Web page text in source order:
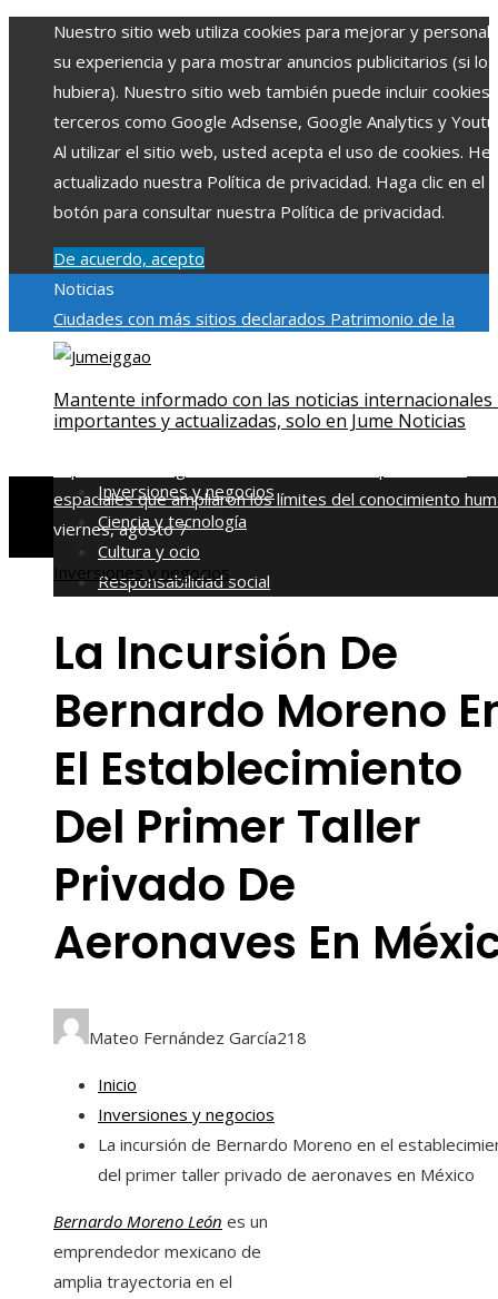
Nuestro sitio web utiliza cookies para mejorar y
su experiencia y para mostrar anuncios publicitarios (si los
hubiera). Nuestro sitio web también puede incluir cookies
terceros como Google Adsense, Google Analytics y
Al utilizar el sitio web, usted acepta el uso de cookies.
actualizado nuestra Política de privacidad. Haga clic en el
botón para consultar nuestra Política de privacidad.
De acuerdo, acepto
Noticias
Ciudades con más sitios declarados Patrimonio de la
Humanidad y su importancia
la inversión productiva y reducir la fragmentación
en Bosnia y Herzegovina
La gran depresión de 1929 y su
espaciales que ampliaron los límites del conocimiento
viernes, agosto 7
Mantente informado con las noticias internacionales
importantes y actualizadas, solo en Jume Noticias
Inversiones y negocios
Ciencia y tecnología
Cultura y ocio
Responsabilidad social
Inversiones y negocios
La Incursión De
Bernardo Moreno
El Establecimiento
Del Primer Taller
Privado De
Aeronaves En
Mateo Fernández García218
Inicio
Inversiones y negocios
La incursión de Bernardo Moreno en el
del primer taller privado de aeronaves en México
Bernardo Moreno León es un
emprendedor mexicano de
amplia trayectoria en el